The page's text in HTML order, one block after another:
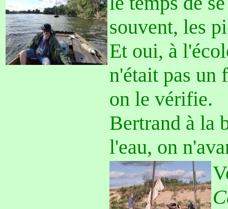
souvent, les
Et oui, à
n'était pas un
on le vérifie.
Bertrand à la
l'eau, on